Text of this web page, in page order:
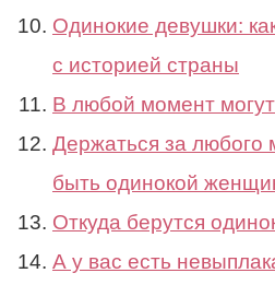
Одинокие девушки:
с историей страны
В любой момент
Держаться за любого
быть одинокой
Откуда берутся
А у вас есть